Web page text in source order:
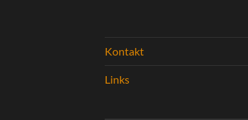
Kontakt
Links